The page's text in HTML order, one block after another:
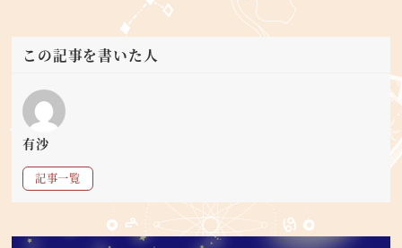
この記事を書いた人
有沙
記事一覧